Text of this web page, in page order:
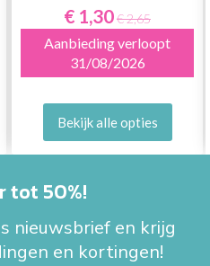
€ 1,30€ 2,65
Aanbieding verloopt
31/08/2026
Bekijk alle opties
tot 50%!
nieuwsbrief en krijg
en kortingen!